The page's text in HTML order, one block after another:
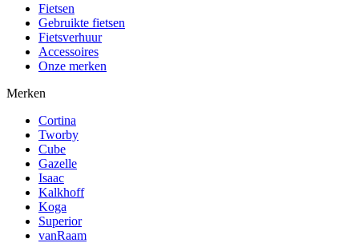
Fietsen
Gebruikte fietsen
Fietsverhuur
Accessoires
Onze merken
Merken
Cortina
Tworby
Cube
Gazelle
Isaac
Kalkhoff
Koga
Superior
vanRaam